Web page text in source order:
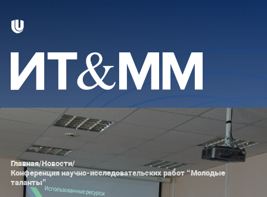
Главная/Новости/
Конференция научно-исследовательских работ “Молодые
таланты”